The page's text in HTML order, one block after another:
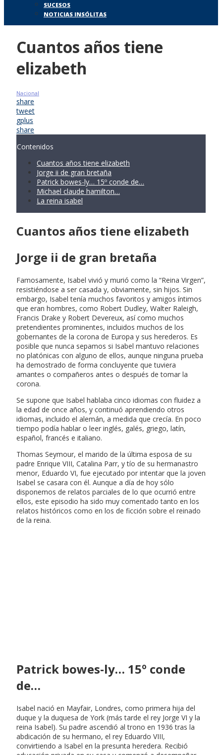
SUCESOS
NOTICIAS INSÓLITAS
Cuantos años tiene
elizabeth
Nacional
share
tweet
gplus
share
Contenidos
Cuantos años tiene elizabeth
Jorge ii de gran bretaña
Patrick bowes-ly… 15º conde de…
Michael claude hamilton…
La reina isabel
Cuantos años tiene elizabeth
Jorge ii de gran bretaña
Famosamente, Isabel vivió y murió como la “Reina Virgen”,
resistiéndose a ser casada y, obviamente, sin hijos. Sin
embargo, Isabel tenía muchos favoritos y amigos íntimos
que eran hombres, como Robert Dudley, Walter Raleigh,
Francis Drake y Robert Devereux, así como muchos
pretendientes prominentes, incluidos muchos de los
gobernantes de la corona de Europa y sus herederos. Es
posible que nunca sepamos si Isabel mantuvo relaciones
no platónicas con alguno de ellos, aunque ninguna prueba
ha demostrado de forma concluyente que tuviera
amantes o compañeros antes o después de tomar la
corona.
Se supone que Isabel hablaba cinco idiomas con fluidez a
la edad de once años, y continuó aprendiendo otros
idiomas, incluido el alemán, a medida que crecía. En poco
tiempo podía hablar o leer inglés, galés, griego, latín,
español, francés e italiano.
Thomas Seymour, el marido de la última esposa de su
padre Enrique VIII, Catalina Parr, y tío de su hermanastro
menor, Eduardo VI, fue ejecutado por intentar que la joven
Isabel se casara con él. Aunque a día de hoy sólo
disponemos de relatos parciales de lo que ocurrió entre
ellos, este episodio ha sido muy comentado tanto en los
relatos históricos como en los de ficción sobre el reinado
de la reina.
Patrick bowes-ly… 15º conde
de…
Isabel nació en Mayfair, Londres, como primera hija del
duque y la duquesa de York (más tarde el rey Jorge VI y la
reina Isabel). Su padre ascendió al trono en 1936 tras la
abdicación de su hermano, el rey Eduardo VIII,
convirtiendo a Isabel en la presunta heredera. Recibió